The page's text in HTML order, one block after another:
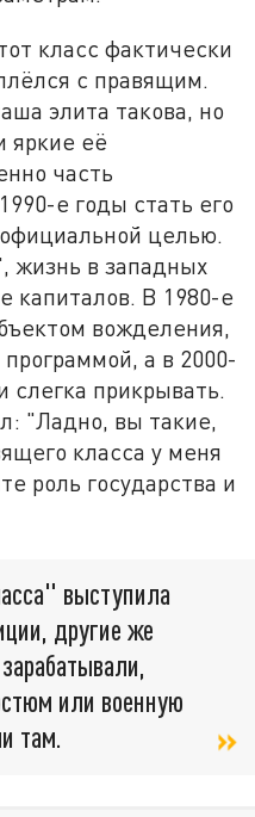
класс фактически
с правящим.
элита такова, но
яркие её
часть
е годы стать его
целью.
жизнь в западных
капиталов. В 1980-е
вожделения,
а в 2000-
слегка прикрывать.
"Ладно, вы такие,
класса у меня
роль государства и
выступила
другие же
или военную
там.